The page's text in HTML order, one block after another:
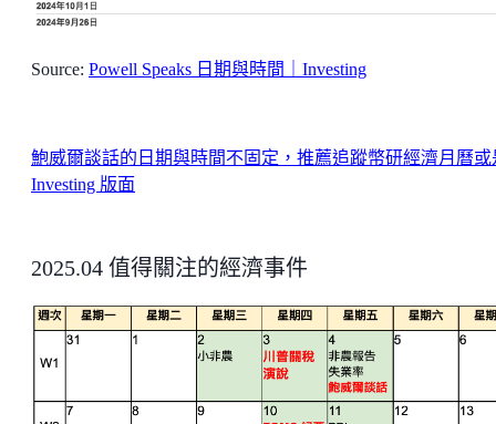
Source: Powell Speaks 日期與時間｜Investing
鮑威爾談話的日期與時間不固定，推薦追蹤幣研經濟月曆或
Investing 版面
2025.04 值得關注的經濟事件